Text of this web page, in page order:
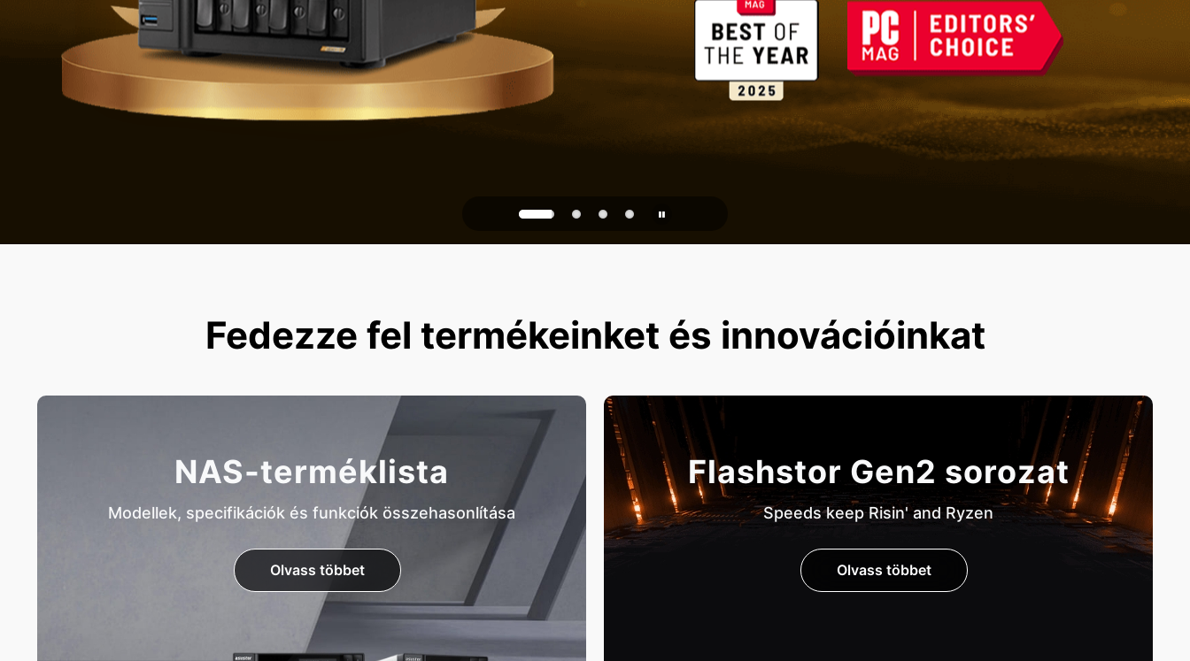
PQC Ready
Védekezés a jövő kvantumtámadásai ellen
Fedezze fel termékeinket és innovációinkat
NAS-terméklista
Modellek, specifikációk és funkciók összehasonlítása
Olvass többet
Flashstor Gen2 sorozat
Speeds keep Risin' and Ryzen
Olvass többet